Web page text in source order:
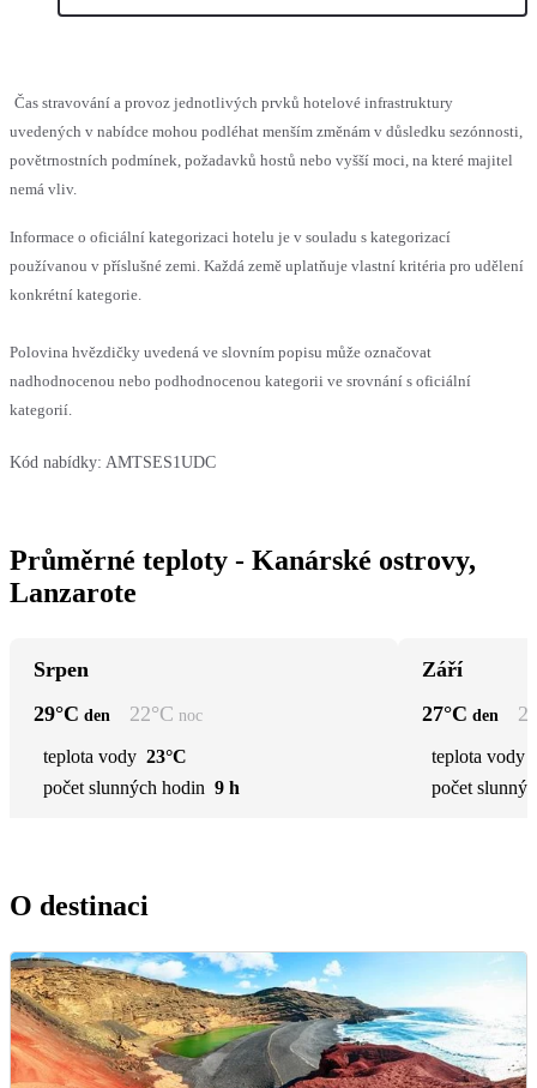
Čas stravování a provoz jednotlivých prvků hotelové infrastruktury
uvedených v nabídce mohou podléhat menším změnám v důsledku sezónnosti,
povětrnostních podmínek, požadavků hostů nebo vyšší moci, na které majitel
nemá vliv.
Informace o oficiální kategorizaci hotelu je v souladu s kategorizací
používanou v příslušné zemi. Každá země uplatňuje vlastní kritéria pro udělení
konkrétní kategorie.
Polovina hvězdičky uvedená ve slovním popisu může označovat
nadhodnocenou nebo podhodnocenou kategorii ve srovnání s oficiální
kategorií.
Kód nabídky: AMTSES1UDC
Průměrné teploty - Kanárské ostrovy,
Lanzarote
Srpen
29°C den 22°C noc
teplota vody 23°C
počet slunných hodin 9 h
Září
27°C den
teplota vody
počet
O destinaci